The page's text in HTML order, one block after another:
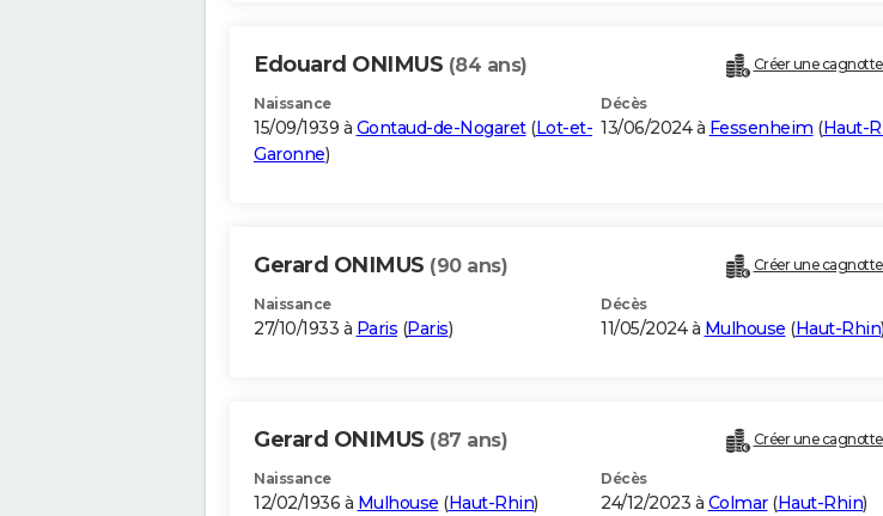
Edouard ONIMUS (84 ans) Créer une
Naissance
15/09/1939 à Gontaud-de-Nogaret(Lot-et-
Garonne)
Décès
13/06/2024 à Fessenheim (Haut-
Gerard ONIMUS (90 ans) Créer une
Naissance
27/10/1933 à Paris (Paris)
Décès
11/05/2024 à Mulhouse (Haut-Rhin)
Gerard ONIMUS (87 ans) Créer une
Naissance
12/02/1936 à Mulhouse (Haut-Rhin)
Décès
24/12/2023 à Colmar(Haut-Rhin)